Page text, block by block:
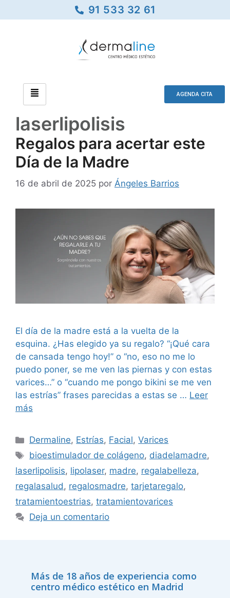
91 533 32 61
AGENDA CITA
laserlipolisis
Regalos para acertar este
Día de la Madre
16 de abril de 2025 por Ángeles Barrios
El día de la madre está a la vuelta de la
esquina. ¿Has elegido ya su regalo? “¡Qué cara
de cansada tengo hoy!” o “no, eso no me lo
puedo poner, se me ven las piernas y con estas
varices…” o “cuando me pongo bikini se me ven
las estrías” frases parecidas a estas se … Leer
más
Dermaline, Estrías, Facial,Varices
bioestimulador de colágeno, diadelamadre,
laserlipolisis, lipolaser, madre, regalabelleza,
regalasalud, regalosmadre, tarjetaregalo,
tratamientoestrias, tratamientovarices
Deja un comentario
Más de 18 años de experiencia como
centro médico estético en Madrid